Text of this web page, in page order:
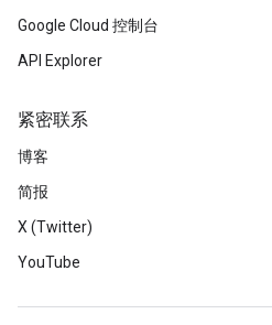
Google Cloud 控制台
API Explorer
紧密联系
博客
简报
X (Twitter)
YouTube